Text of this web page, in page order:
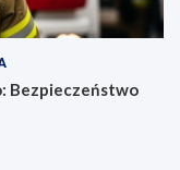
Bezpieczeństwo